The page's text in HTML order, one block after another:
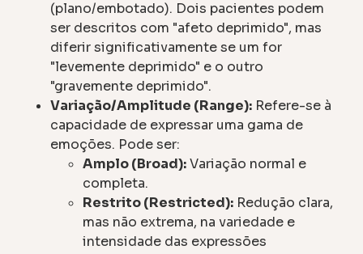
(plano/embotado). Dois pacientes podem
ser descritos com "afeto deprimido", mas
diferir significativamente se um for
"levemente deprimido" e o outro
"gravemente deprimido".
Variação/Amplitude (Range): Refere-se à
capacidade de expressar uma gama de
emoções. Pode ser:
Amplo (Broad):Variação normal e
completa.
Restrito (Restricted): Redução clara,
mas não extrema, na variedade e
intensidade das expressões